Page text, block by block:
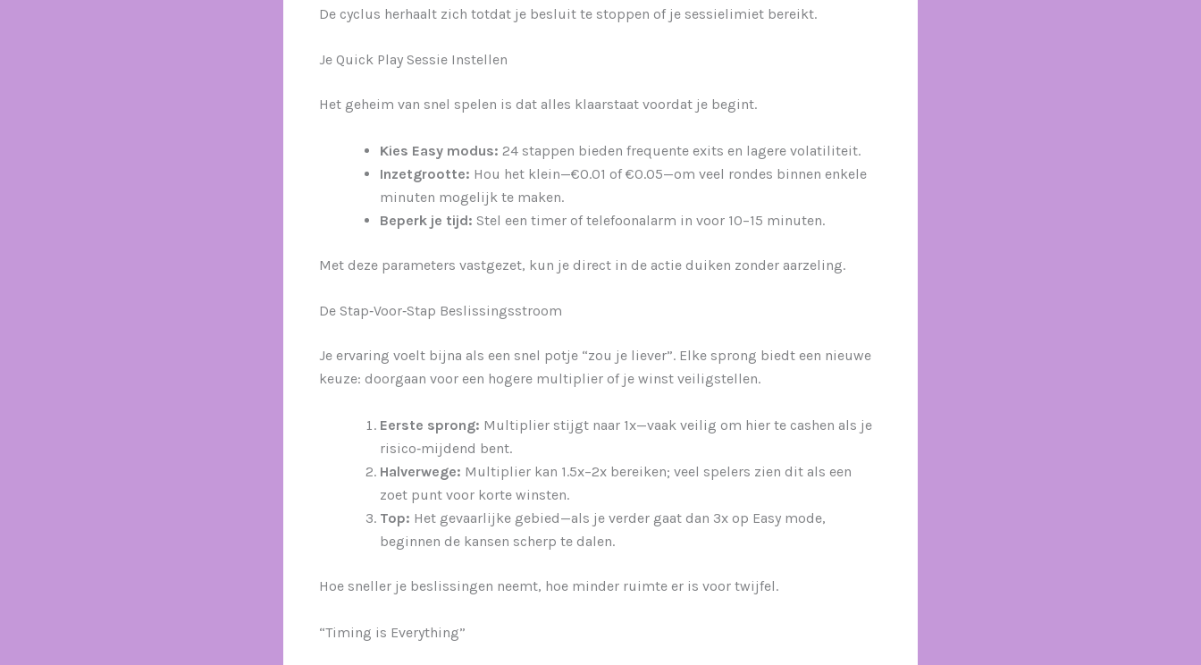
De cyclus herhaalt zich totdat je besluit te stoppen of je sessielimiet bereikt.
Je Quick Play Sessie Instellen
Het geheim van snel spelen is dat alles klaarstaat voordat je begint.
Kies Easy modus: 24 stappen bieden frequente exits en lagere volatiliteit.
Inzetgrootte: Hou het klein—€0.01 of €0.05—om veel rondes binnen enkele
minuten mogelijk te maken.
Beperk je tijd: Stel een timer of telefoonalarm in voor 10–15 minuten.
Met deze parameters vastgezet, kun je direct in de actie duiken zonder aarzeling.
De Stap‑Voor‑Stap Beslissingsstroom
Je ervaring voelt bijna als een snel potje “zou je liever”. Elke sprong biedt een nieuwe
keuze: doorgaan voor een hogere multiplier of je winst veiligstellen.
Eerste sprong: Multiplier stijgt naar 1x—vaak veilig om hier te cashen als je
risico‑mijdend bent.
Halverwege: Multiplier kan 1.5x–2x bereiken; veel spelers zien dit als een
zoet punt voor korte winsten.
Top: Het gevaarlijke gebied—als je verder gaat dan 3x op Easy mode,
beginnen de kansen scherp te dalen.
Hoe sneller je beslissingen neemt, hoe minder ruimte er is voor twijfel.
“Timing is Everything”